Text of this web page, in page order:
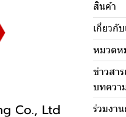
Co., Ltd
สินค้า
เกี่ยวกับ
หมวดห
ข่าวสา
บทควา
ร่วมงาน